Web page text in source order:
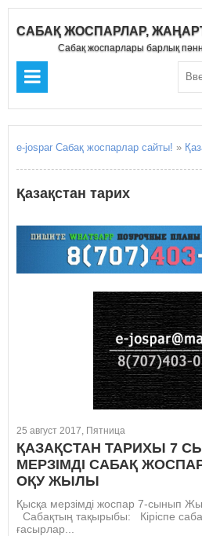
Сабақ жоспарлары барлық
e-jospar Сабақ жоспарлар сайты! »
Қазақстан тарих
25 август 2017, Пятница
ҚАЗАҚСТАН ТАРИХЫ 7
МЕРЗІМДІ САБАҚ
ОҚУ ЖЫЛЫ
Қысқа мерзімді жоспар 7-сынып
Сабақтың тақырыбы: Кіріспе
ғасырлар...